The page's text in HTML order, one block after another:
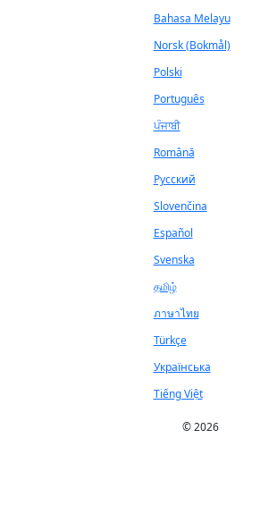
Bahasa Melayu
Norsk (Bokmål)
Polski
Português
ਪੰਜਾਬੀ
Română
Русский
Slovenčina
Español
Svenska
தமிழ்
ภาษาไทย
Türkçe
Українська
Tiếng Việt
© 2026